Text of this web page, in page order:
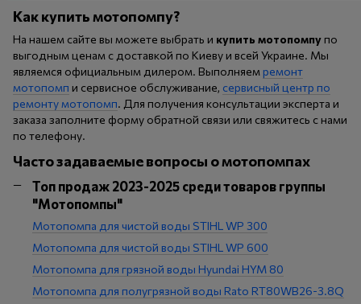
Как купить мотопомпу?
На нашем сайте вы можете выбрать и купить мотопомпупо
выгодным ценам с доставкой по Киеву и всей Украине. Мы
являемся официальным дилером. Выполняем ремонт
мотопомп и сервисное обслуживание, сервисный центр по
ремонту мотопомп. Для получения консультации эксперта и
заказа заполните форму обратной связи или свяжитесь с нами
по телефону.
Часто задаваемые вопросы о мотопомпах
Топ продаж 2023-2025 среди товаров группы
"Мотопомпы"
Мотопомпа для чистой воды STIHL WP 300
Мотопомпа для чистой воды STIHL WP 600
Мотопомпа для грязной воды Hyundai HYM 80
Мотопомпа для полугрязной воды Rato RT80WB26-3.8Q